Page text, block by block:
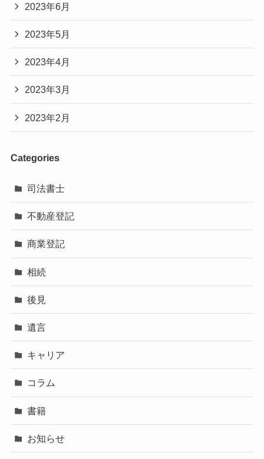
2023年6月
2023年5月
2023年4月
2023年3月
2023年2月
Categories
司法書士
不動産登記
商業登記
相続
後見
遺言
キャリア
コラム
書籍
お知らせ